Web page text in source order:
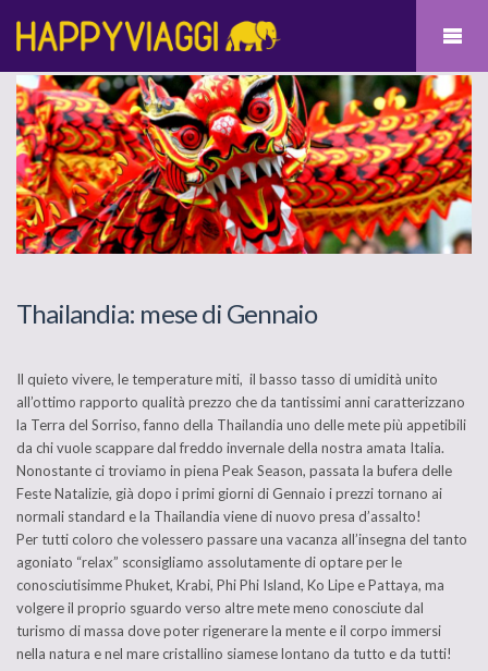
Thailandia: mese di Gennaio
Il quieto vivere, le temperature miti, il basso tasso di umidità unito
all’ottimo rapporto qualità prezzo che da tantissimi anni caratterizzano
la Terra del Sorriso, fanno della Thailandia uno delle mete più appetibili
da chi vuole scappare dal freddo invernale della nostra amata Italia.
Nonostante ci troviamo in piena Peak Season, passata la bufera delle
Feste Natalizie, già dopo i primi giorni di Gennaio i prezzi tornano ai
normali standard e la Thailandia viene di nuovo presa d’assalto!
Per tutti coloro che volessero passare una vacanza all’insegna del tanto
agoniato “relax” sconsigliamo assolutamente di optare per le
conosciutisimme Phuket, Krabi, Phi Phi Island, Ko Lipe e Pattaya, ma
volgere il proprio sguardo verso altre mete meno conosciute dal
turismo di massa dove poter rigenerare la mente e il corpo immersi
nella natura e nel mare cristallino siamese lontano da tutto e da tutti!